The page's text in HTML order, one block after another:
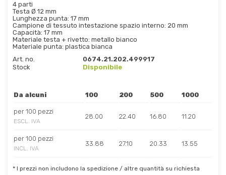
4 parti
Testa Ø 12 mm
Lunghezza punta: 17 mm
Campione di tessuto intestazione spazio interno: 20 mm
Capacità: 17 mm
Materiale testa + rivetto: metallo bianco
Materiale punta: plastica bianca
Art. no.
0674.21.202.499917
Stock
Disponibile
Da alcuni 100 200 500 1000
per 100 pezzi
ESCL. IVA
28.00 22.40 16.80 11.20
per 100 pezzi
INCL. IVA
33.88 27.10 20.33 13.55
* I prezzi non includono la spedizione / altre quantità su richiesta